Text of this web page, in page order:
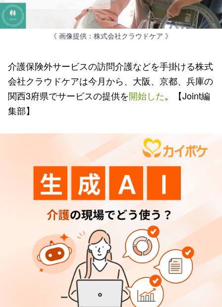
《 画像提供：株式会社クラウドケア 》
介護保険外サービスの訪問介護などを手掛ける株式
会社クラウドケアは今月から、大阪、京都、兵庫の
関西3府県でサービスの提供を開始した。【Joint編
集部】